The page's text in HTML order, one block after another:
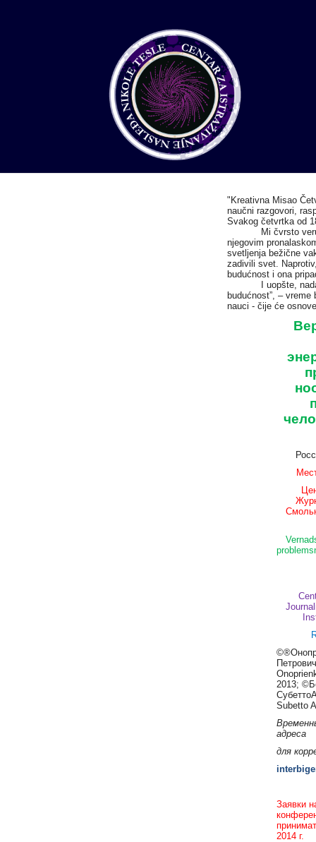
"Kreativna Misao
naučni razgovori,
Svakog četvrtka od
Mi čvrsto
njegovim
svetljenja bežične
zadivili svet.
budućnost i ona
I uopšte,
budućnost”, –
nauci - čije će
2013;
Subetto
адреса
для
Заявки
2014 г.